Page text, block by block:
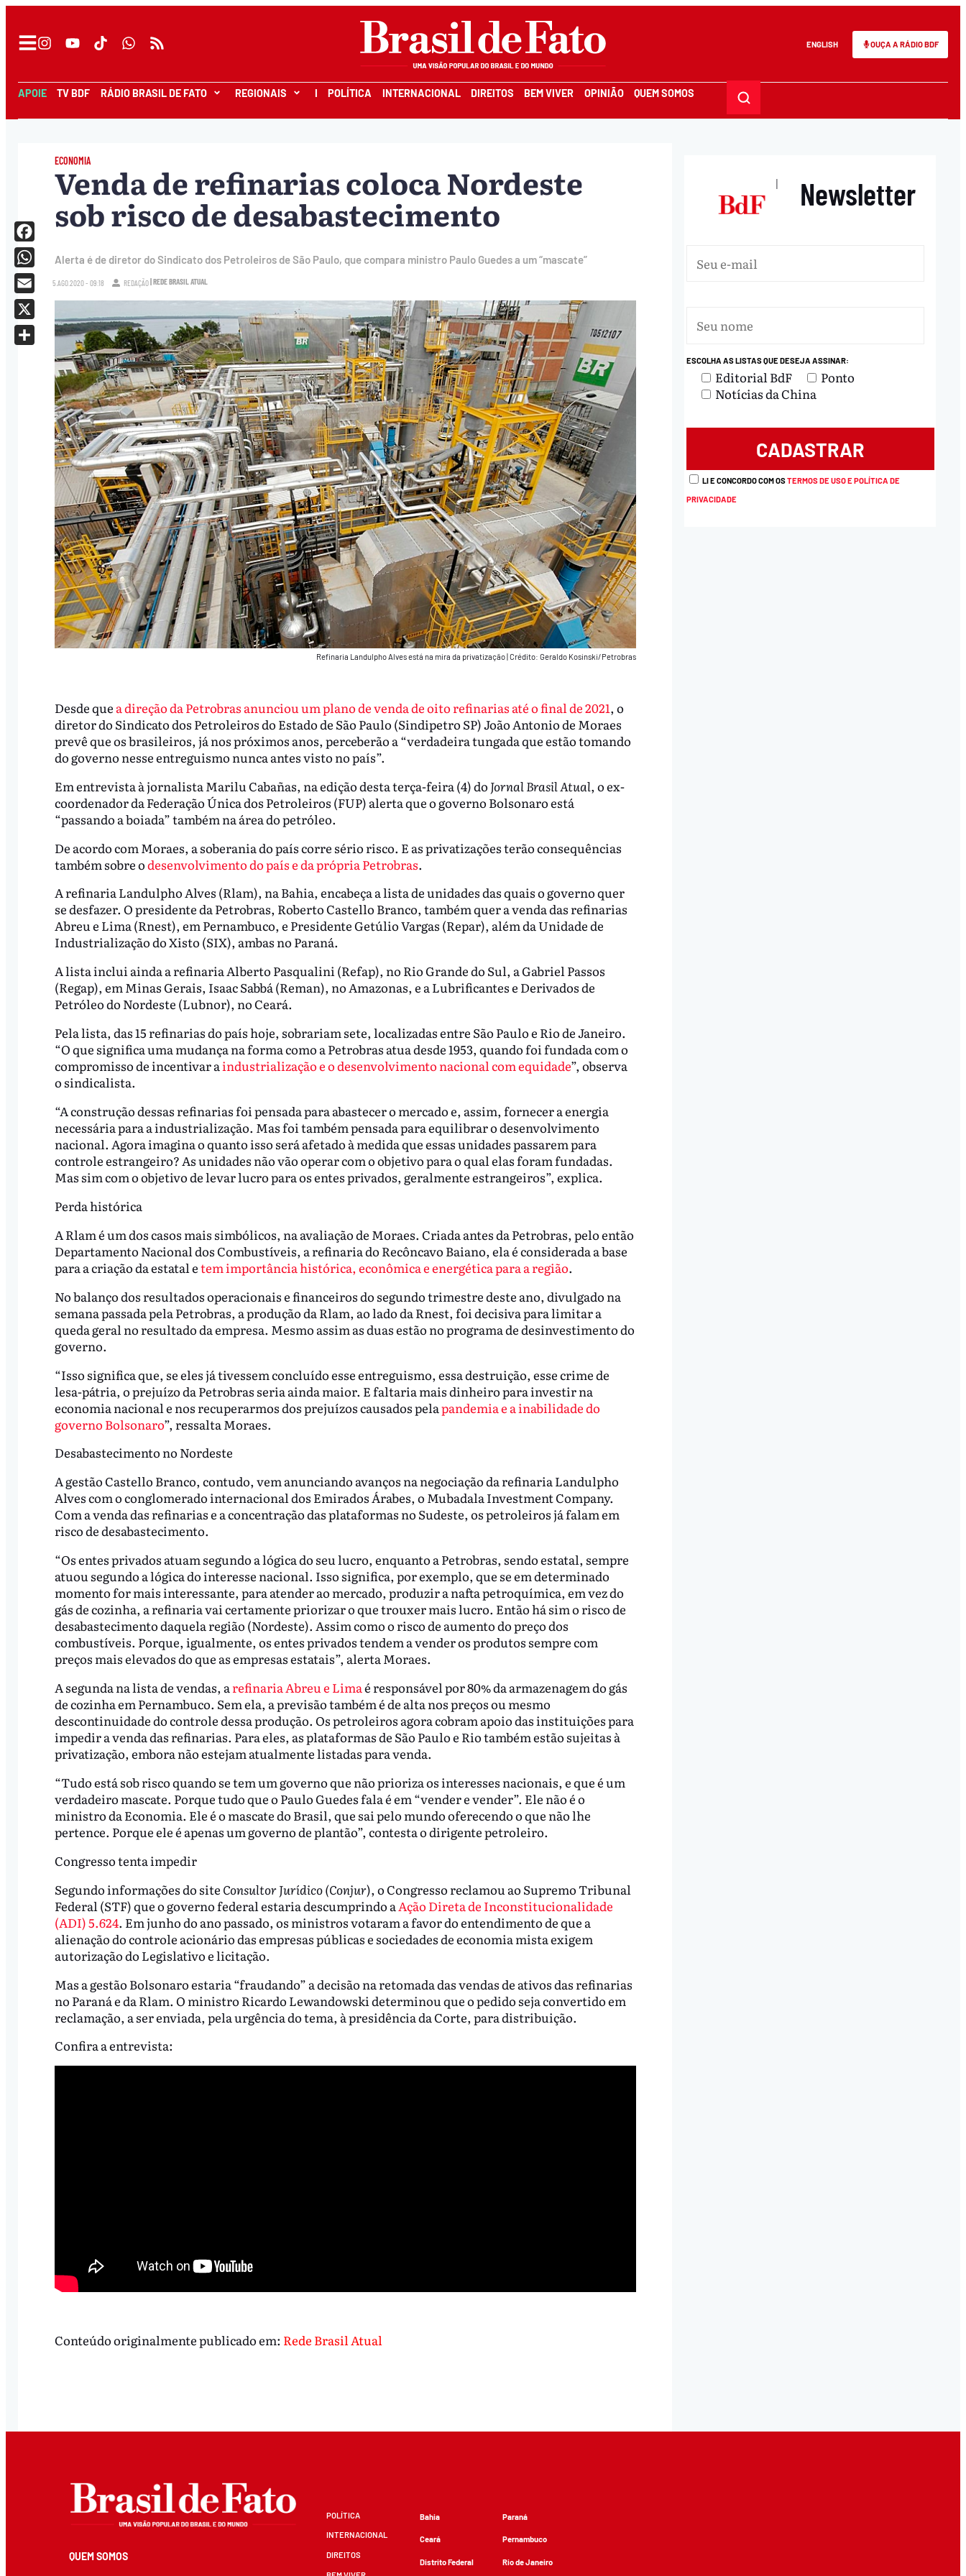
ENGLISH OUÇA A RÁDIO BDF
APOIE TV BDF RÁDIO BRASIL DE FATO REGIONAIS I POLÍTICA INTERNACIONAL DIREITOS BEM VIVER OPINIÃO QUEM SOMOS
ECONOMIA
Venda de refinarias coloca Nordeste
sob risco de desabastecimento
Alerta é de diretor do Sindicato dos Petroleiros de São Paulo, que compara ministro Paulo Guedes a um “mascate”
5.AGO.2020 - 09:18 REDAÇÃO| REDE BRASIL ATUAL
Refinaria Landulpho Alves está na mira da privatização Crédito: Geraldo Kosinski/Petrobras
Desde que a direção da Petrobras anunciou um plano de venda de oito refinarias até o final de 2021, o
diretor do Sindicato dos Petroleiros do Estado de São Paulo (Sindipetro SP) João Antonio de Moraes
prevê que os brasileiros, já nos próximos anos, perceberão a “verdadeira tungada que estão tomando
do governo nesse entreguismo nunca antes visto no país”.
Em entrevista à jornalista Marilu Cabañas, na edição desta terça-feira (4) do Jornal Brasil Atual, o ex-
coordenador da Federação Única dos Petroleiros (FUP) alerta que o governo Bolsonaro está
“passando a boiada” também na área do petróleo.
De acordo com Moraes, a soberania do país corre sério risco. E as privatizações terão consequências
também sobre odesenvolvimento do país e da própria Petrobras.
A refinaria Landulpho Alves (Rlam), na Bahia, encabeça a lista de unidades das quais o governo quer
se desfazer. O presidente da Petrobras, Roberto Castello Branco, também quer a venda das refinarias
Abreu e Lima (Rnest), em Pernambuco, e Presidente Getúlio Vargas (Repar), além da Unidade de
Industrialização do Xisto (SIX), ambas no Paraná.
A lista inclui ainda a refinaria Alberto Pasqualini (Refap), no Rio Grande do Sul, a Gabriel Passos
(Regap), em Minas Gerais, Isaac Sabbá (Reman), no Amazonas, e a Lubrificantes e Derivados de
Petróleo do Nordeste (Lubnor), no Ceará.
Pela lista, das 15 refinarias do país hoje, sobrariam sete, localizadas entre São Paulo e Rio de Janeiro.
“O que significa uma mudança na forma como a Petrobras atua desde 1953, quando foi fundada com o
compromisso de incentivar aindustrialização e o desenvolvimento nacional com equidade”, observa
o sindicalista.
“A construção dessas refinarias foi pensada para abastecer o mercado e, assim, fornecer a energia
necessária para a industrialização. Mas foi também pensada para equilibrar o desenvolvimento
nacional. Agora imagina o quanto isso será afetado à medida que essas unidades passarem para
controle estrangeiro? As unidades não vão operar com o objetivo para o qual elas foram fundadas.
Mas sim com o objetivo de levar lucro para os entes privados, geralmente estrangeiros”, explica.
Perda histórica
A Rlam é um dos casos mais simbólicos, na avaliação de Moraes. Criada antes da Petrobras, pelo então
Departamento Nacional dos Combustíveis, a refinaria do Recôncavo Baiano, ela é considerada a base
para a criação da estatal etem importância histórica, econômica e energética para a região.
No balanço dos resultados operacionais e financeiros do segundo trimestre deste ano, divulgado na
semana passada pela Petrobras, a produção da Rlam, ao lado da Rnest, foi decisiva para limitar a
queda geral no resultado da empresa. Mesmo assim as duas estão no programa de desinvestimento do
governo.
“Isso significa que, se eles já tivessem concluído esse entreguismo, essa destruição, esse crime de
lesa-pátria, o prejuízo da Petrobras seria ainda maior. E faltaria mais dinheiro para investir na
economia nacional e nos recuperarmos dos prejuízos causados pelapandemia e a inabilidade do
governo Bolsonaro”, ressalta Moraes.
Desabastecimento no Nordeste
A gestão Castello Branco, contudo, vem anunciando avanços na negociação da refinaria Landulpho
Alves com o conglomerado internacional dos Emirados Árabes, o Mubadala Investment Company.
Com a venda das refinarias e a concentração das plataformas no Sudeste, os petroleiros já falam em
risco de desabastecimento.
“Os entes privados atuam segundo a lógica do seu lucro, enquanto a Petrobras, sendo estatal, sempre
atuou segundo a lógica do interesse nacional. Isso significa, por exemplo, que se em determinado
momento for mais interessante, para atender ao mercado, produzir a nafta petroquímica, em vez do
gás de cozinha, a refinaria vai certamente priorizar o que trouxer mais lucro. Então há sim o risco de
desabastecimento daquela região (Nordeste). Assim como o risco de aumento do preço dos
combustíveis. Porque, igualmente, os entes privados tendem a vender os produtos sempre com
preços mais elevados do que as empresas estatais”, alerta Moraes.
A segunda na lista de vendas, arefinaria Abreu e Limaé responsável por 80% da armazenagem do gás
de cozinha em Pernambuco. Sem ela, a previsão também é de alta nos preços ou mesmo
descontinuidade do controle dessa produção. Os petroleiros agora cobram apoio das instituições para
impedir a venda das refinarias. Para eles, as plataformas de São Paulo e Rio também estão sujeitas à
privatização, embora não estejam atualmente listadas para venda.
“Tudo está sob risco quando se tem um governo que não prioriza os interesses nacionais, e que é um
verdadeiro mascate. Porque tudo que o Paulo Guedes fala é em “vender e vender”. Ele não é o
ministro da Economia. Ele é o mascate do Brasil, que sai pelo mundo oferecendo o que não lhe
pertence. Porque ele é apenas um governo de plantão”, contesta o dirigente petroleiro.
Congresso tenta impedir
Segundo informações do site Consultor Jurídico (Conjur), o Congresso reclamou ao Supremo Tribunal
Federal (STF) que o governo federal estaria descumprindo a Ação Direta de Inconstitucionalidade
(ADI) 5.624. Em junho do ano passado, os ministros votaram a favor do entendimento de que a
alienação do controle acionário das empresas públicas e sociedades de economia mista exigem
autorização do Legislativo e licitação.
Mas a gestão Bolsonaro estaria “fraudando” a decisão na retomada das vendas de ativos das refinarias
no Paraná e da Rlam. O ministro Ricardo Lewandowski determinou que o pedido seja convertido em
reclamação, a ser enviada, pela urgência do tema, à presidência da Corte, para distribuição.
Confira a entrevista:
Facebook
WhatsApp
Email
X
Conteúdo originalmente publicado em: Rede Brasil Atual
| Newsletter
ESCOLHA AS LISTAS QUE DESEJA ASSINAR:
Editorial BdF
Ponto
Notícias da China
LI E CONCORDO COM OSTERMOS DE USO E POLÍTICA DE
PRIVACIDADE
QUEM SOMOS
POLÍTICA
INTERNACIONAL
DIREITOS
Bahia
Ceará
Distrito Federal
Paraná
Pernambuco
Rio de Janeiro